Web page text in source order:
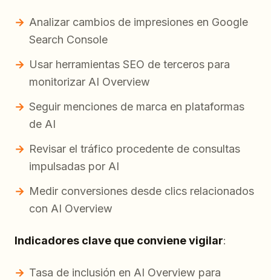
Analizar cambios de impresiones en Google
Search Console
Usar herramientas SEO de terceros para
monitorizar AI Overview
Seguir menciones de marca en plataformas
de AI
Revisar el tráfico procedente de consultas
impulsadas por AI
Medir conversiones desde clics relacionados
con AI Overview
Indicadores clave que conviene vigilar:
Tasa de inclusión en AI Overview para